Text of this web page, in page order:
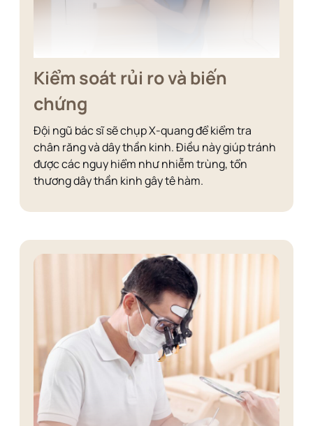
Kiểm soát rủi ro và biến
chứng
Đội ngũ bác sĩ sẽ chụp X-quang để kiểm tra
chân răng và dây thần kinh. Điều này giúp tránh
được các nguy hiểm như nhiễm trùng, tổn
thương dây thần kinh gây tê hàm.